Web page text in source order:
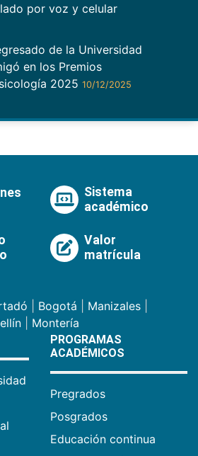
por voz y celular
de la Universidad
en los Premios
2025 10/12/2025
Sistema
académico
Valor
matrícula
Bogotá Manizales
Montería
PROGRAMAS
ACADÉMICOS
Pregrados
Posgrados
Educación continua